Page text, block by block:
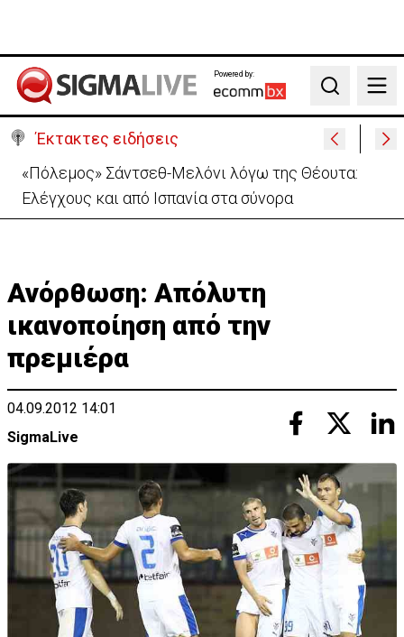
Powered by:
Search
Έκτακτες ειδήσεις
Απόπειρα φόνου σε μοναστήρι: 6ημερη κράτηση
στον μοναχό – Τι προηγήθηκε
Ανόρθωση: Aπόλυτη
ικανοποίηση από την
πρεμιέρα
04.09.2012 14:01
SigmaLive